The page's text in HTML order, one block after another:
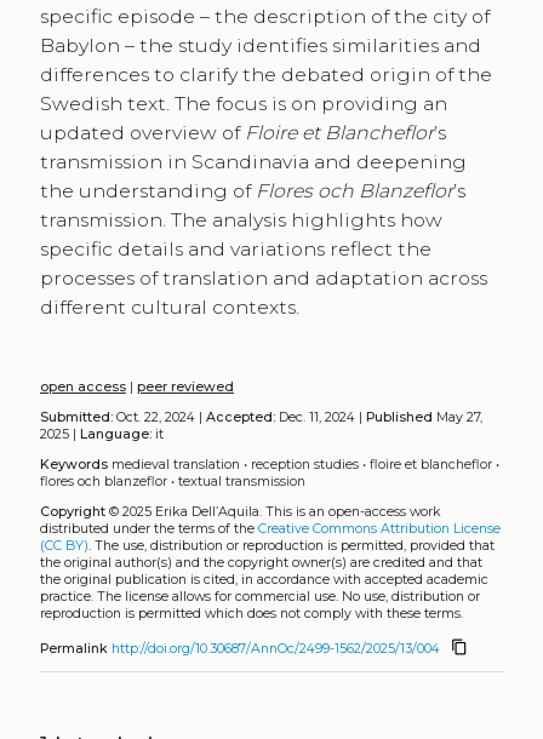
specific episode – the description of the city of
Babylon – the study identifies similarities and
differences to clarify the debated origin of the
Swedish text. The focus is on providing an
updated overview of Floire et Blancheflor’s
transmission in Scandinavia and deepening
the understanding of Flores och Blanzeflor’s
transmission. The analysis highlights how
specific details and variations reflect the
processes of translation and adaptation across
different cultural contexts.
open access| peer reviewed
Submitted:Oct. 22, 2024 | Accepted:Dec. 11, 2024 | Published May 27,
2025 | Language:it
Keywords medieval translation • reception studies• floire et blancheflor•
flores och blanzeflor• textual transmission
Copyright© 2025 Erika Dell’Aquila. This is an open-access work
distributed under the terms of the Creative Commons Attribution License
(CC BY) . The use, distribution or reproduction is permitted, provided that
the original author(s) and the copyright owner(s) are credited and that
the original publication is cited, in accordance with accepted academic
practice. The license allows for commercial use. No use, distribution or
reproduction is permitted which does not comply with these terms.
Permalink http://doi.org/10.30687/AnnOc/2499-1562/2025/13/004 content_copy